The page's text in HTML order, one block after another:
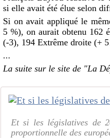
si elle avait été élue selon
Si on avait appliqué le
5 %), on aurait obtenu 162
(-3), 194 Extrême droite (+
...
La suite sur le site de "La
Et si les législatives de
proportionnelle des